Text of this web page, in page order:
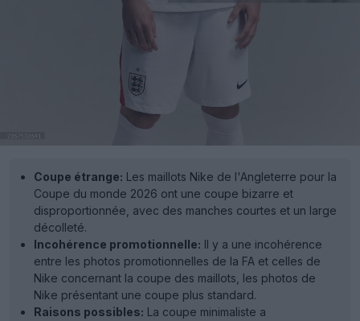
Coupe étrange: Les maillots Nike de l'Angleterre pour la
Coupe du monde 2026 ont une coupe bizarre et
disproportionnée, avec des manches courtes et un large
décolleté.
Incohérence promotionnelle: Il y a une incohérence
entre les photos promotionnelles de la FA et celles de
Nike concernant la coupe des maillots, les photos de
Nike présentant une coupe plus standard.
Raisons possibles: La coupe minimaliste a